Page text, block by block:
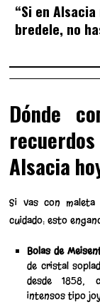
“Si en
bredele, no
Dónde
Alsacia
Si vas con maleta
cuidado: esto
Bolas de
de cristal
desde 1858,
intensos tipo